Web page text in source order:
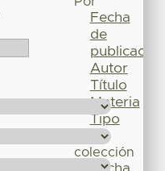
Fecha
de
publicación
Autor
Título
Materia
Tipo
colección